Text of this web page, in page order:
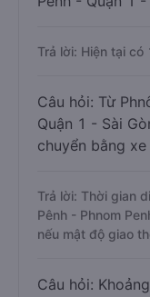
Trả lời: Hiện tại
Câu hỏi: Từ
Quận 1 - Sài
chuyển bằng xe
Trả lời: Thời gian
Pênh - Phnom
nếu mật độ giao
Câu hỏi: